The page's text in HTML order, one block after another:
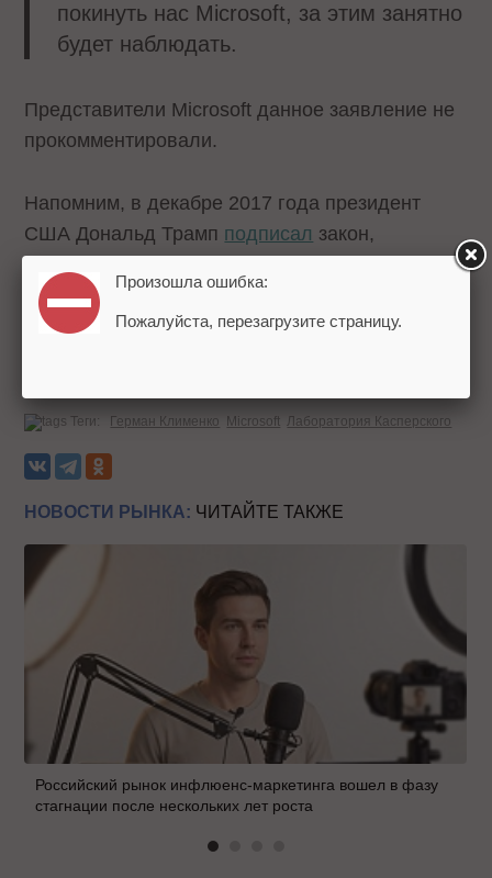
покинуть нас Microsoft, за этим занятно
будет наблюдать.
Представители Microsoft данное заявление не
прокомментировали.
Напомним, в декабре 2017 года президент
США Дональд Трамп подписал закон,
запрещающий использование продукции
«Лаборатории Касперского» госорганами
страны.
Теги: Герман Клименко Microsoft Лаборатория Касперского
НОВОСТИ РЫНКА: ЧИТАЙТЕ ТАКЖЕ
Российский рынок инфлюенс-маркетинга вошел в фазу
стагнации после нескольких лет роста
Произошла ошибка:
Пожалуйста, перезагрузите страницу.